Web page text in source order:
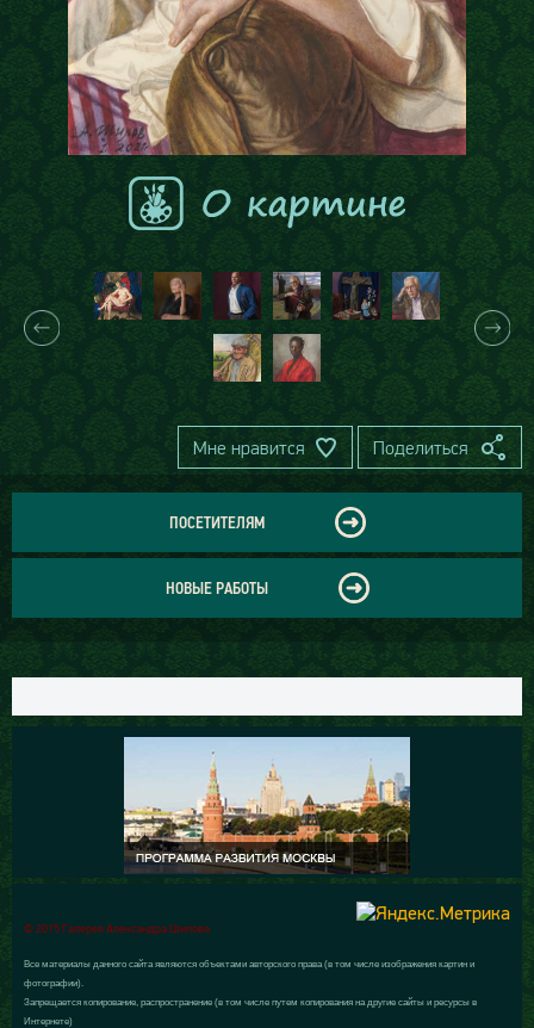
Мне нравится Поделиться
ПОСЕТИТЕЛЯМ
НОВЫЕ РАБОТЫ
© 2015 Галерея Александра Шилова
Все материалы данного сайта являются объектами авторского права (в том числе изображения картин и
фотографии).
Запрещается копирование, распространение (в том числе путем копирования на другие сайты и ресурсы в
Интернете)